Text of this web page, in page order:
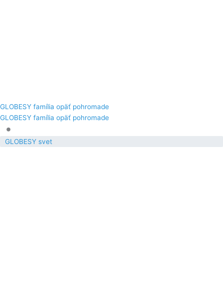
GLOBESY família opäť pohromade
GLOBESY família opäť pohromade
•
GLOBESY svet